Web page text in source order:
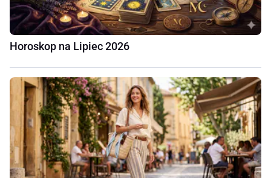
Horoskop na Lipiec 2026